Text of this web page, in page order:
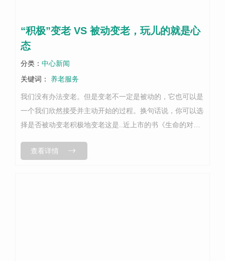
“积极”变老 VS 被动变老，玩儿的就是心
态
分类： 中心新闻
关键词：
养老服务
我们没有办法变老。但是变老不一定是被动的，它也可以是
一个我们欣然接受并主动开始的过程。换句话说，你可以选
择是否被动变老积极地变老这是..近上市的书《生命的对
名提出的“积极变老”的概念。...
查看详情